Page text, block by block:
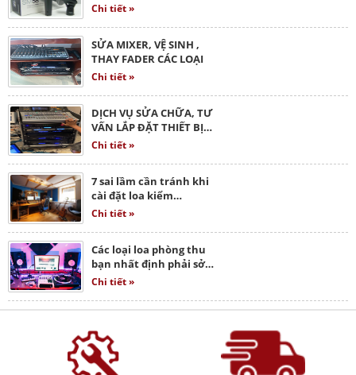
Chi tiết »
SỬA MIXER, VỆ SINH ,
THAY FADER CÁC LOẠI
Chi tiết »
DỊCH VỤ SỬA CHỮA, TƯ
VẤN LẮP ĐẶT THIẾT BỊ…
Chi tiết »
7 sai lầm cần tránh khi
cài đặt loa kiểm…
Chi tiết »
Các loại loa phòng thu
bạn nhất định phải sở…
Chi tiết »